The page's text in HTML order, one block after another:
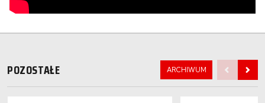
POZOSTAŁE ARCHIWUM